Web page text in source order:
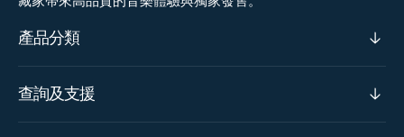
產品分類
查詢及支援